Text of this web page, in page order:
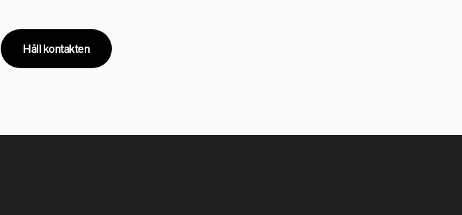
Håll kontakten